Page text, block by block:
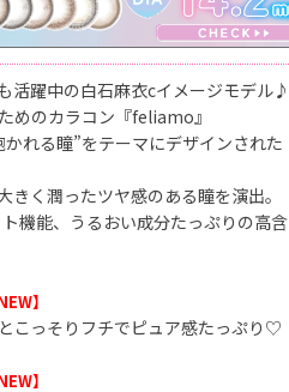
活躍中の白石麻衣cイメージモデル♪
めのカラコン『feliamo』
れる瞳”をテーマにデザインされた
きく潤ったツヤ感のある瞳を演出。
機能、うるおい成分たっぷりの高含
】
こっそりフチでピュア感たっぷり♡
】